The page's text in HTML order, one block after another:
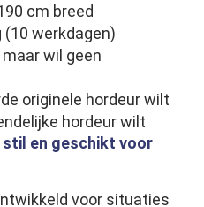
cm breed
(10 werkdagen)
wil geen
originele hordeur wilt
hordeur wilt
stil en geschikt voor
voor situaties